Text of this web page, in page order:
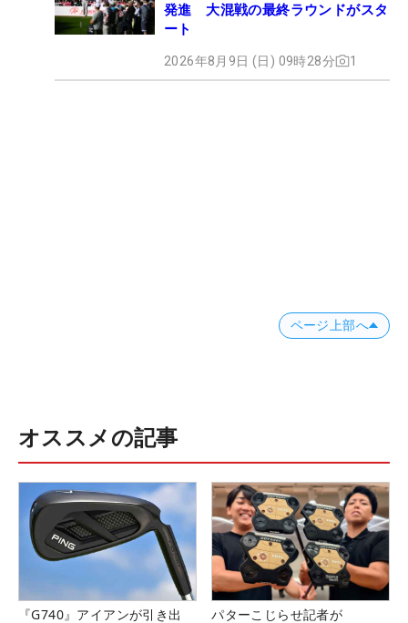
発進 大混戦の最終ラウンドがスタ
ート
2026年8月9日 (日) 09時28分 1
ページ上部へ
オススメの記事
『G740』アイアンが引き出
パターこじらせ記者が